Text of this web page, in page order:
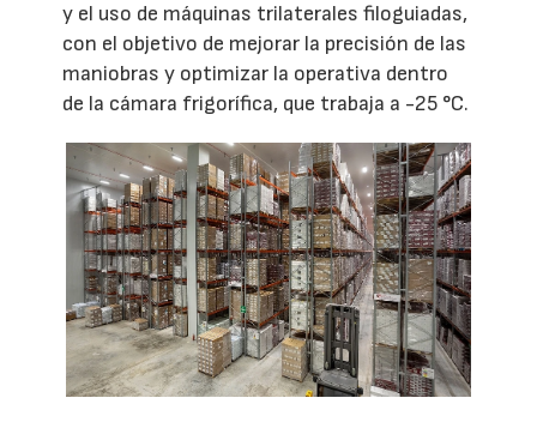
y el uso de máquinas trilaterales filoguiadas,
con el objetivo de mejorar la precisión de las
maniobras y optimizar la operativa dentro
de la cámara frigorífica, que trabaja a -25 °C.